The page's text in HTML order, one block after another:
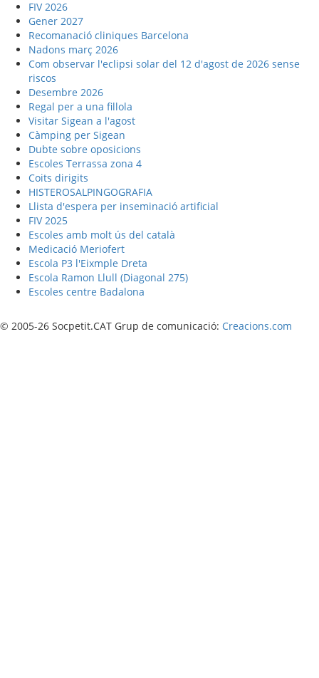
FIV 2026
Gener 2027
Recomanació cliniques Barcelona
Nadons març 2026
Com observar l'eclipsi solar del 12 d'agost de 2026 sense
riscos
Desembre 2026
Regal per a una fillola
Visitar Sigean a l'agost
Càmping per Sigean
Dubte sobre oposicions
Escoles Terrassa zona 4
Coits dirigits
HISTEROSALPINGOGRAFIA
Llista d'espera per inseminació artificial
FIV 2025
Escoles amb molt ús del català
Medicació Meriofert
Escola P3 l'Eixmple Dreta
Escola Ramon Llull (Diagonal 275)
Escoles centre Badalona
© 2005-26 Socpetit.CAT Grup de comunicació: Creacions.com